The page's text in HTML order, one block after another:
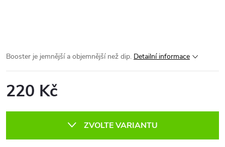
Booster je jemnější a objemnější než dip. Detailní informace
220 Kč
ZVOLTE VARIANTU